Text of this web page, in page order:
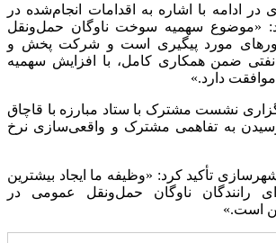
ادامه با اشاره به اقدامات انجام‌شده در
«موضوع سهمیه سوخت ناوگان حمل‌ونقل
مورد پیگیری است و شرکت پخش و
نفتی ضمن همکاری کامل، با افزایش سهمیه
دارد.»
نشست مشترک با ستاد مبارزه با قاچاق
به تفاهمی مشترک و واقعی‌سازی نرخ
شهرسازی تأکید کرد: «وظیفه ما ایجاد بیشترین
رانندگان ناوگان حمل‌ونقل عمومی در
است.»